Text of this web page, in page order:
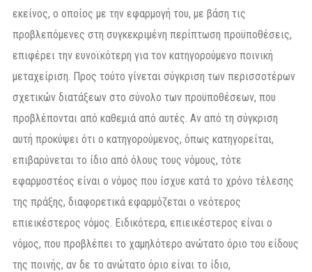
εκείνος, ο οποίος με την εφαρμογή του, με βάση τις
προβλεπόμενες στη συγκεκριμένη περίπτωση προϋποθέσεις,
επιφέρει την ευνοϊκότερη για τον κατηγορούμενο ποινική
μεταχείριση. Προς τούτο γίνεται σύγκριση των περισσοτέρων
σχετικών διατάξεων στο σύνολο των προϋποθέσεων, που
προβλέπονται από καθεμιά από αυτές. Αν από τη σύγκριση
αυτή προκύψει ότι ο κατηγορούμενος, όπως κατηγορείται,
επιβαρύνεται το ίδιο από όλους τους νόμους, τότε
εφαρμοστέος είναι ο νόμος που ίσχυε κατά το χρόνο τέλεσης
της πράξης, διαφορετικά εφαρμόζεται ο νεότερος
επιεικέστερος νόμος. Ειδικότερα, επιεικέστερος είναι ο
νόμος, που προβλέπει το χαμηλότερο ανώτατο όριο του είδους
της ποινής, αν δε το ανώτατο όριο είναι το ίδιο,